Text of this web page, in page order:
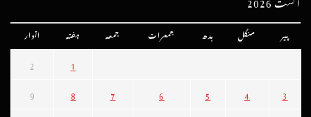
پیر منگل بدھ جمعرات جمعہ ہفتہ اتوار
1
2
3
4
5
6
7
8
9